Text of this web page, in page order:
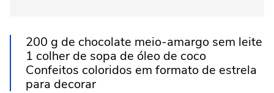
200 g de chocolate meio-amargo sem leite
1 colher de sopa de óleo de coco
Confeitos coloridos em formato de estrela
para decorar